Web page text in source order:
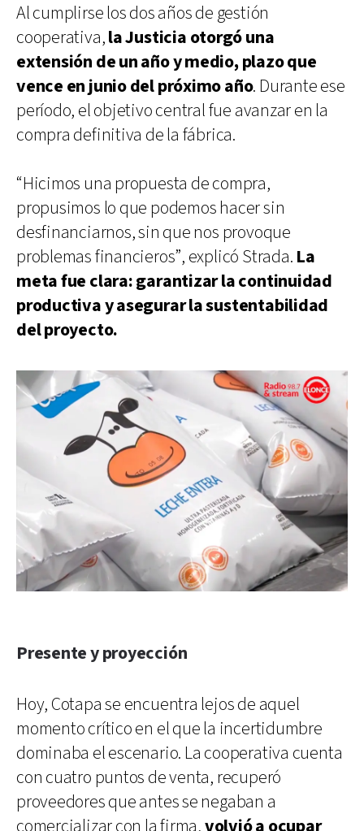
Al cumplirse los dos años de gestión
cooperativa,la Justicia otorgó una
extensión de un año y medio, plazo que
vence en junio del próximo año. Durante ese
período, el objetivo central fue avanzar en la
compra definitiva de la fábrica.
“Hicimos una propuesta de compra,
propusimos lo que podemos hacer sin
desfinanciarnos, sin que nos provoque
problemas financieros”, explicó Strada. La
meta fue clara: garantizar la continuidad
productiva y asegurar la sustentabilidad
del proyecto.
Presente y proyección
Hoy, Cotapa se encuentra lejos de aquel
momento crítico en el que la incertidumbre
dominaba el escenario. La cooperativa cuenta
con cuatro puntos de venta, recuperó
proveedores que antes se negaban a
comercializar con la firma,volvió a ocupar